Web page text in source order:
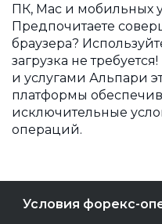
ПК, Mac и мобильных
Предпочитаете
браузера?
загрузка не
и услугами Альпари
платформы
исключительные
операций.
Условия форекс-